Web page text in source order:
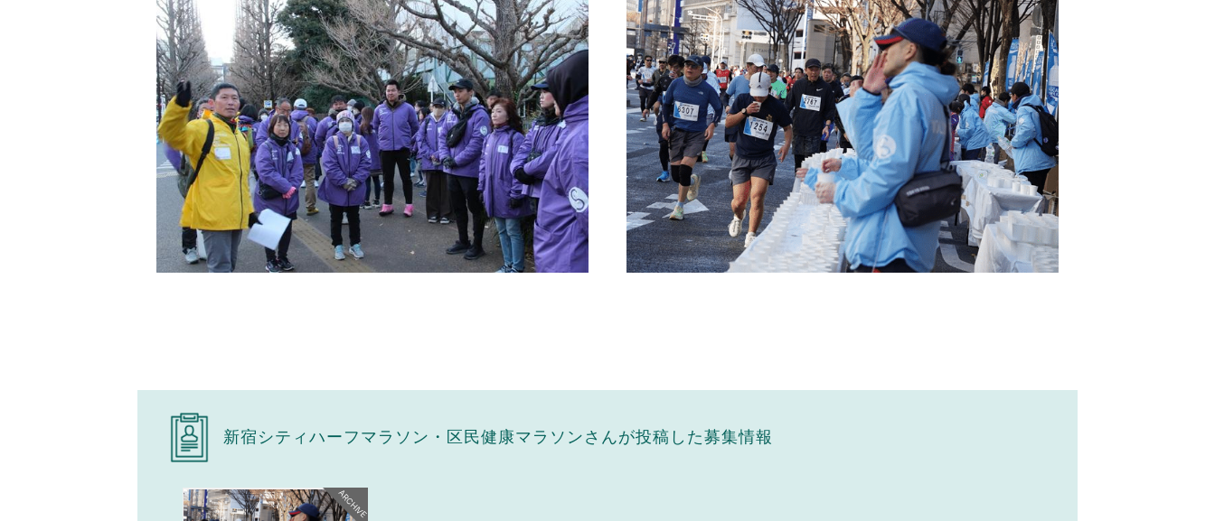
新宿シティハーフマラソン・区民健康マラソンさんが投稿した募集情報
ARCHIVE